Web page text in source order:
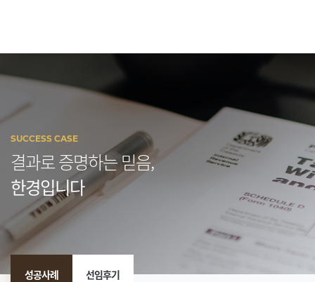
SUCCESS CASE
결과로 증명하는 믿음,
한경입니다
성공사례 선임후기